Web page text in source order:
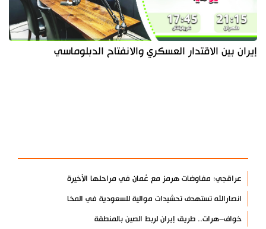
إيران بين الاقتدار العسكري والانفتاح الدبلوماسي
عراقجي: مفاوضات هرمز مع عُمان في مراحلها الأخيرة
انصارالله تستهدف تحشيدات موالية للسعودية في المخا
خواف–هرات.. طريق إيران لربط الصين بالمنطقة